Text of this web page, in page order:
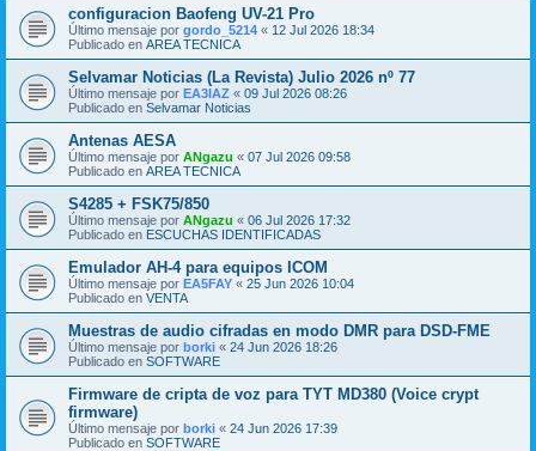
configuracion Baofeng UV-21 Pro
Último mensaje por gordo_5214 « 12 Jul 2026 18:34
Publicado en AREA TECNICA
Selvamar Noticias (La Revista) Julio 2026 nº 77
Último mensaje por EA3IAZ « 09 Jul 2026 08:26
Publicado en Selvamar Noticias
Antenas AESA
Último mensaje por ANgazu « 07 Jul 2026 09:58
Publicado en AREA TECNICA
S4285 + FSK75/850
Último mensaje por ANgazu « 06 Jul 2026 17:32
Publicado en ESCUCHAS IDENTIFICADAS
Emulador AH-4 para equipos ICOM
Último mensaje por EA5FAY « 25 Jun 2026 10:04
Publicado en VENTA
Muestras de audio cifradas en modo DMR para DSD-FME
Último mensaje por borki « 24 Jun 2026 18:26
Publicado en SOFTWARE
Firmware de cripta de voz para TYT MD380 (Voice crypt
firmware)
Último mensaje por borki « 24 Jun 2026 17:39
Publicado en SOFTWARE